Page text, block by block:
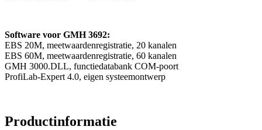
Software voor GMH 3692:
EBS 20M, meetwaardenregistratie, 20 kanalen
EBS 60M, meetwaardenregistratie, 60 kanalen
GMH 3000.DLL, functiedatabank COM-poort
ProfiLab-Expert 4.0, eigen systeemontwerp
Productinformatie